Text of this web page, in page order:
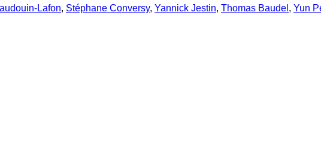
Lafon, Stéphane Conversy, Yannick Jestin, Thomas Baudel , Yun